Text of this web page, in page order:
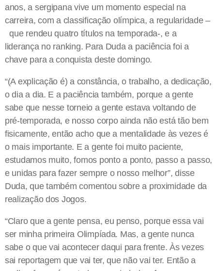
anos, a sergipana vive um momento especial na
carreira, com a classificação olímpica, a regularidade –
que rendeu quatro títulos na temporada-, e a
liderança no ranking. Para Duda a paciência foi a
chave para a conquista deste domingo.
“(A explicação é) a constância, o trabalho, a dedicação,
o dia a dia. E a paciência também, porque a gente
sabe que nesse torneio a gente estava voltando de
pré-temporada, e nosso corpo ainda não está tão bem
fisicamente, então acho que a mentalidade às vezes é
o mais importante. E a gente foi muito paciente,
estudamos muito, fomos ponto a ponto, passo a passo,
e unidas para fazer sempre o nosso melhor”, disse
Duda, que também comentou sobre a proximidade da
realização dos Jogos.
“Claro que a gente pensa, eu penso, porque essa vai
ser minha primeira Olimpíada. Mas, a gente nunca
sabe o que vai acontecer daqui para frente. Às vezes
sai reportagem que vai ter, que não vai ter. Então a